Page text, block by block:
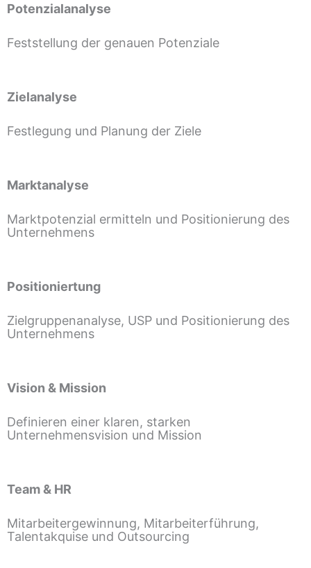
Potenzialanalyse
Feststellung der genauen Potenziale
Zielanalyse
Festlegung und Planung der Ziele
Marktanalyse
Marktpotenzial ermitteln und Positionierung des
Unternehmens
Positioniertung
Zielgruppenanalyse, USP und Positionierung des
Unternehmens
Vision & Mission
Definieren einer klaren, starken
Unternehmensvision und Mission
Team & HR
Mitarbeitergewinnung, Mitarbeiterführung,
Talentakquise und Outsourcing